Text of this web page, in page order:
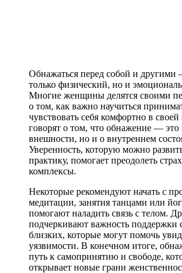
Обнажаться перед собой и другими
только физический, но и
Многие женщины делятся своими
о том, как важно научиться
чувствовать себя комфортно в
говорят о том, что обнажение — это
внешности, но и о внутреннем
Уверенность, которую можно
практику, помогает преодолеть
комплексы.
Некоторые рекомендуют начать с
медитации, занятия танцами или
помогают наладить связь с телом.
подчеркивают важность поддержки
близких, которые могут помочь
уязвимости. В конечном итоге,
путь к самопринятию и свободе,
открывает новые грани